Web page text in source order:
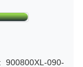
900800XL-090-